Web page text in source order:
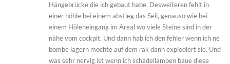
Hängebrücke die ich gebaut habe. Desweiteren fehlt in
einer höhle bei einem abstieg das Seil, genauso wie bei
einem Höleneingang im Areal wo viele Steine sind in der
nähe vom cockpit. Und dann hab ich den fehler wenn ich ne
bombe lagern möchte auf dem rak dann explodiert sie. Und
was sehr nervig ist wenn ich schädellampen baue diese